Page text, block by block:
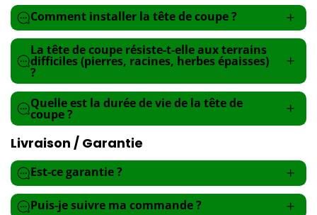
Comment installer la tête de coupe ?
La tête de coupe résiste-t-elle aux terrains
difficiles (pierres, racines, herbes épaisses)
?
Quelle est la durée de vie de la tête de
coupe ?
Livraison / Garantie
Est-ce garantie ?
Puis-je suivre ma commande ?